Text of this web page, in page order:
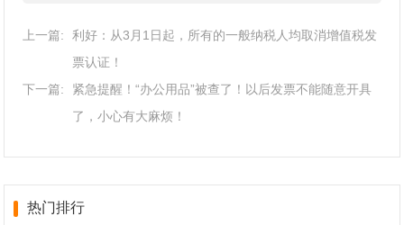
上一篇:
利好：从3月1日起，所有的一般纳税人均取消增值税发
票认证！
下一篇:
紧急提醒！“办公用品”被查了！以后发票不能随意开具
了，小心有大麻烦！
热门排行